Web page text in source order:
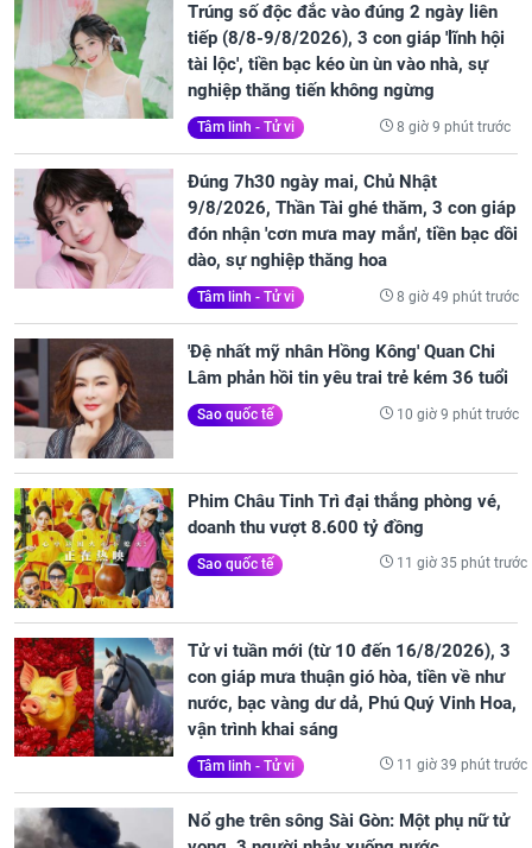
Trúng số độc đắc vào đúng 2 ngày liên
tiếp (8/8-9/8/2026), 3 con giáp 'lĩnh hội
tài lộc', tiền bạc kéo ùn ùn vào nhà, sự
nghiệp thăng tiến không ngừng
Tâm linh - Tử vi 8 giờ 9 phút trước
Đúng 7h30 ngày mai, Chủ Nhật
9/8/2026, Thần Tài ghé thăm, 3 con giáp
đón nhận 'cơn mưa may mắn', tiền bạc dồi
dào, sự nghiệp thăng hoa
Tâm linh - Tử vi 8 giờ 49 phút trước
'Đệ nhất mỹ nhân Hồng Kông' Quan Chi
Lâm phản hồi tin yêu trai trẻ kém 36 tuổi
Sao quốc tế 10 giờ 9 phút trước
Phim Châu Tinh Trì đại thắng phòng vé,
doanh thu vượt 8.600 tỷ đồng
Sao quốc tế 11 giờ 35 phút trước
Tử vi tuần mới (từ 10 đến 16/8/2026), 3
con giáp mưa thuận gió hòa, tiền về như
nước, bạc vàng dư dả, Phú Quý Vinh Hoa,
vận trình khai sáng
Tâm linh - Tử vi 11 giờ 39 phút trước
Nổ ghe trên sông Sài Gòn: Một phụ nữ tử